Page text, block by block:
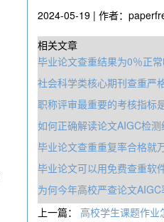
2024-05-19 | 作者：
相关文章
毕业论文查重结果为0％正常
社会科学类核心期刊查重严
职称评审最重要的考核指标
如何正确解读论文AIGC检测
毕业论文查重重复率合格就
毕业论文可以用免费查重软
为何今年高校严查论文AIGC
上一篇： 高校学生课题作业